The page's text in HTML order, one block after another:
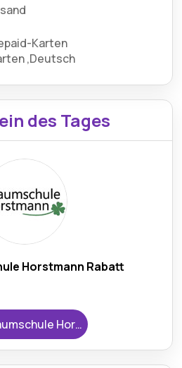
Karten
,Deutsch
des Tages
Horstmann Rabatt
über Baumschule Horstmann